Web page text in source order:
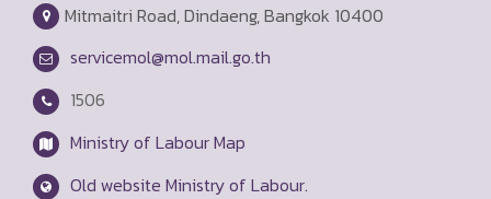
Mitmaitri Road, Dindaeng, Bangkok 10400
servicemol@mol.mail.go.th
1506
Ministry of Labour Map
Old website Ministry of Labour.